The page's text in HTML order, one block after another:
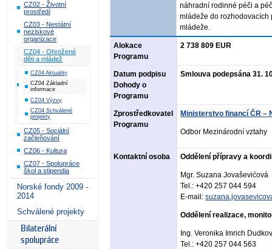
CZ02 - Životní
prostředí
CZ03 - Nestátní
neziskové
organizace
CZ04 - Ohrožené
děti a mládež
CZ04 Aktuality
CZ04 Základní
informace
CZ04 Výzvy
CZ04 Schválené
projekty
CZ05 - Sociální
začleňování
CZ06 - Kultura
CZ07 - Spolupráce
škol a stipendia
Norské fondy 2009 -
2014
Schválené projekty
Bilaterální
spolupráce
náhradní rodinné péči a
mládeže do rozhodovacích
mládeže.
Alokace
Programu
2 738 809 EUR
Datum podpisu
Dohody o
Programu
Smlouva podepsána 31.
Zprostředkovatel
Programu
Ministerstvo financí ČR –
Odbor Mezinárodní vztahy
Kontaktní osoba Oddělení přípravy a
Mgr. Suzana Jovaševićová
Tel.: +420 257 044 594
E-mail:
Oddělení realizace,
Ing. Veronika Imrich
Tel.: +420 257 044 563